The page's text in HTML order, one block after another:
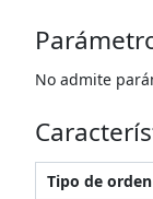
No admite
Tipo de orden